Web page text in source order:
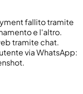
fallito tramite
e l'altro.
tramite chat.
via WhatsApp: